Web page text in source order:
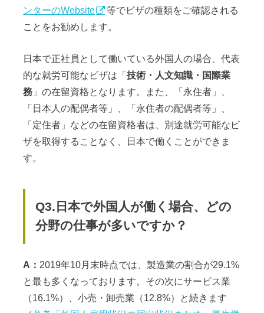
ンターのWebsite
等でビザの種類をご確認される
ことをお勧めします。
日本で正社員として働いている外国人の場合、代表
的な就労可能なビザは「技術・人文知識・国際業
務」の在留資格となります。また、「永住者」、
「日本人の配偶者等」、「永住者の配偶者等」、
「定住者」などの在留資格者は、別途就労可能なビ
ザを取得することなく、日本で働くことができま
す。
Q3.日本で外国人が働く場合、どの
分野の仕事が多いですか？
A： 2019年10月末時点では、製造業の割合が29.1%
と最も多くなっております。その次にサービス業
（16.1%）、小売・卸売業（12.8%）と続きます